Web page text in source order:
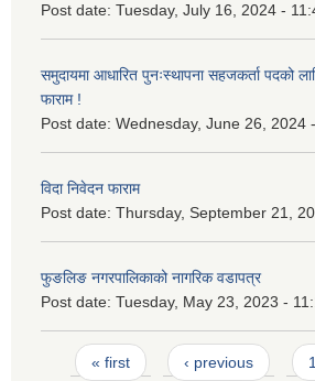
Post date: Tuesday, July 16, 2024 -
समुदायमा आधारित पुनःस्थापना सहजकर्ता पदको
फाराम !
Post date: Wednesday, June 26, 2024
विदा निवेदन फाराम
Post date: Thursday, September 21,
फुङलिङ नगरपालिकाको नागरिक वडापत्र
Post date: Tuesday, May 23, 2023 -
Pages
« first ‹ previous 1